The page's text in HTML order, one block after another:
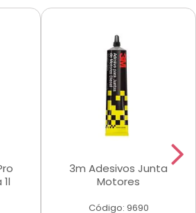
3m Adesivos Junta
Motores
Código: 9690